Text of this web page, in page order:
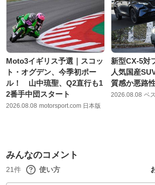
Moto3イギリス予選｜スコッ
ト・オグデン、今季初ポー
ル！ 山中琉聖、Q2直行も1
2番手中団スタート
2026.08.08 motorsport.com 日本版
新型CX-5対
人気国産
質感か悪路
2026.08.08 ベ
みんなのコメント
21件 使い方